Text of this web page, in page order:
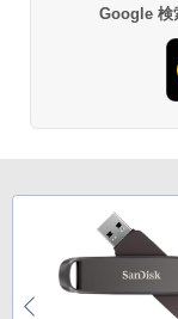
Google 検